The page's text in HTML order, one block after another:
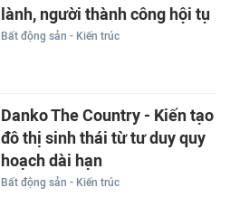
lành, người thành công hội tụ
Bất động sản - Kiến trúc
Danko The Country - Kiến tạo
đô thị sinh thái từ tư duy quy
hoạch dài hạn
Bất động sản - Kiến trúc